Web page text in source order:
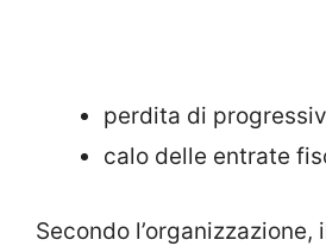
perdita di
calo delle entrate
Secondo